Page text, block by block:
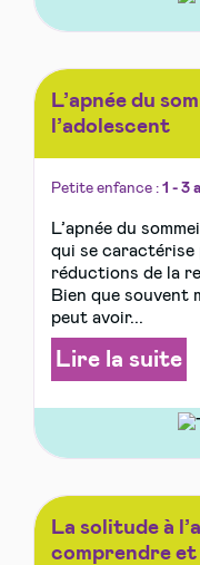
L’apnée du
l’adolescent
Petite enfance : 1 - 3
L’apnée du
qui se
réductions de la
Bien que souvent
peut avoir...
Lire la suite
La solitude à
comprendre et